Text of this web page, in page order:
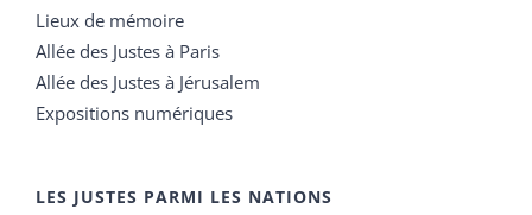
Lieux de mémoire
Allée des Justes à Paris
Allée des Justes à Jérusalem
Expositions numériques
LES JUSTES PARMI LES NATIONS